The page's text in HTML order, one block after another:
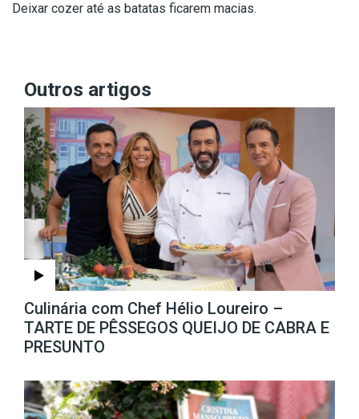
Deixar cozer até as batatas ficarem macias.
Outros artigos
Culinária com Chef Hélio Loureiro –
TARTE DE PÊSSEGOS QUEIJO DE CABRA E
PRESUNTO